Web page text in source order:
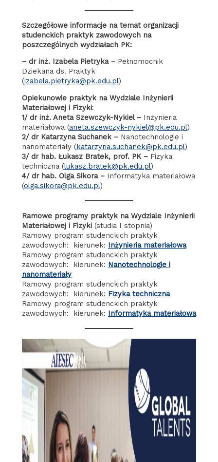
Szczegółowe informacje na temat organizacji
studenckich praktyk zawodowych na
poszczególnych wydziałach PK:
– dr inż. Izabela Pietryka – Pełnomocnik
Dziekana ds. Praktyk
(izabela.pietryka@pk.edu.pl)
Opiekunowie praktyk na Wydziale Inżynierii
Materiałowej i Fizyki:
1/ dr inż. Aneta Szewczyk-Nykiel – Inżynieria
materiałowa (aneta.szewczyk-nykiel@pk.edu.pl)
2/ dr Katarzyna Suchanek –Nanotechnologie i
nanomateriały (katarzyna.suchanek@pk.edu.pl)
3/ dr hab. Łukasz Bratek, prof. PK –Fizyka
techniczna (lukasz.bratek@pk.edu.pl)
4/ dr hab. Olga Sikora –Informatyka materiałowa
(olga.sikora@pk.edu.pl)
Ramowe programy praktyk na Wydziale Inżynierii
Materiałowej i Fizyki(studia I stopnia)
Ramowy program studenckich praktyk
zawodowych: kierunek: Inżynieria materiałowa
Ramowy program studenckich praktyk
zawodowych: kierunek: Nanotechnologie i
nanomateriały
Ramowy program studenckich praktyk
zawodowych: kierunek: Fizyka techniczna
Ramowy program studenckich praktyk
zawodowych: kierunek: Informatyka materiałowa